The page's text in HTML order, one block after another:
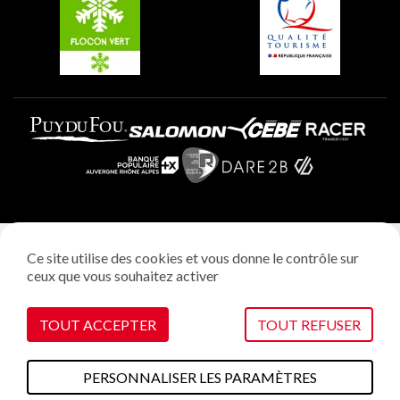
Plagne Aime 2000
Gestion des cookies
Ce site utilise des cookies et vous donne le contrôle sur
ceux que vous souhaitez activer
TOUT ACCEPTER TOUT REFUSER
PERSONNALISER LES PARAMÈTRES